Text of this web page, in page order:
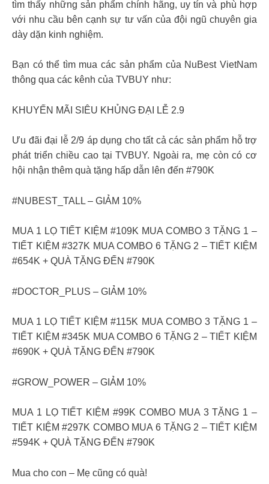
tìm thấy những sản phẩm chính hãng, uy tín và phù hợp
với nhu cầu bên cạnh sự tư vấn của đội ngũ chuyên gia
dày dặn kinh nghiệm.
Bạn có thể tìm mua các sản phẩm của NuBest VietNam
thông qua các kênh của TVBUY như:
KHUYẾN MÃI SIÊU KHỦNG ĐẠI LỄ 2.9
Ưu đãi đại lễ 2/9 áp dụng cho tất cả các sản phẩm hỗ trợ
phát triển chiều cao tại TVBUY. Ngoài ra, mẹ còn có cơ
hội nhận thêm quà tặng hấp dẫn lên đến #790K
#NUBEST_TALL – GIẢM 10%
MUA 1 LỌ TIẾT KIỆM #109K MUA COMBO 3 TẶNG 1 –
TIẾT KIỆM #327K MUA COMBO 6 TẶNG 2 – TIẾT KIỆM
#654K + QUÀ TẶNG ĐẾN #790K
#DOCTOR_PLUS – GIẢM 10%
MUA 1 LỌ TIẾT KIỆM #115K MUA COMBO 3 TẶNG 1 –
TIẾT KIỆM #345K MUA COMBO 6 TẶNG 2 – TIẾT KIỆM
#690K + QUÀ TẶNG ĐẾN #790K
#GROW_POWER – GIẢM 10%
MUA 1 LỌ TIẾT KIỆM #99K COMBO MUA 3 TẶNG 1 –
TIẾT KIỆM #297K COMBO MUA 6 TẶNG 2 – TIẾT KIỆM
#594K + QUÀ TẶNG ĐẾN #790K
Mua cho con – Mẹ cũng có quà!